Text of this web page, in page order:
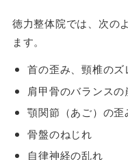
徳力整体院では、次の
ます。
首の歪み、頸椎のズ
肩甲骨のバランスの
顎関節（あご）の歪
骨盤のねじれ
自律神経の乱れ